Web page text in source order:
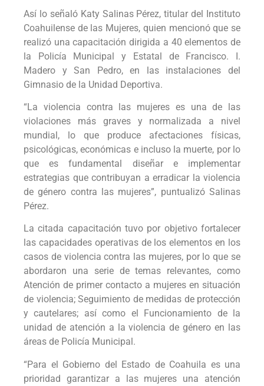
Así lo señaló Katy Salinas Pérez, titular del Instituto
Coahuilense de las Mujeres, quien mencionó que se
realizó una capacitación dirigida a 40 elementos de
la Policía Municipal y Estatal de Francisco. I.
Madero y San Pedro, en las instalaciones del
Gimnasio de la Unidad Deportiva.
“La violencia contra las mujeres es una de las
violaciones más graves y normalizada a nivel
mundial, lo que produce afectaciones físicas,
psicológicas, económicas e incluso la muerte, por lo
que es fundamental diseñar e implementar
estrategias que contribuyan a erradicar la violencia
de género contra las mujeres”, puntualizó Salinas
Pérez.
La citada capacitación tuvo por objetivo fortalecer
las capacidades operativas de los elementos en los
casos de violencia contra las mujeres, por lo que se
abordaron una serie de temas relevantes, como
Atención de primer contacto a mujeres en situación
de violencia; Seguimiento de medidas de protección
y cautelares; así como el Funcionamiento de la
unidad de atención a la violencia de género en las
áreas de Policía Municipal.
“Para el Gobierno del Estado de Coahuila es una
prioridad garantizar a las mujeres una atención